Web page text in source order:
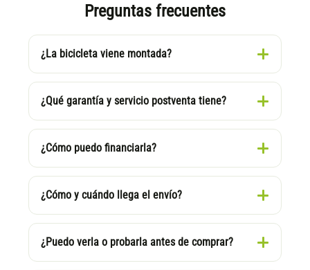
Preguntas frecuentes
¿La bicicleta viene montada?
¿Qué garantía y servicio postventa tiene?
¿Cómo puedo financiarla?
¿Cómo y cuándo llega el envío?
¿Puedo verla o probarla antes de comprar?